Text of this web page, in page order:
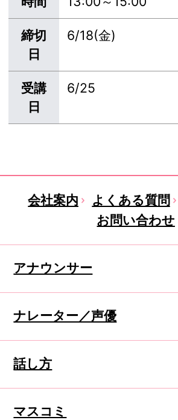
締切
日
6/18(金)
受講
日
6/25
会社案内 よくある質問
お問い合わせ
アナウンサー
ナレーター／声優
話し方
マスコミ